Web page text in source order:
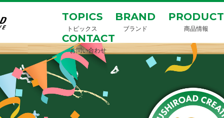
TOPICS
トピックス
BRAND
ブランド
PRODUCT
商品情報
CONTACT
お問い合わせ